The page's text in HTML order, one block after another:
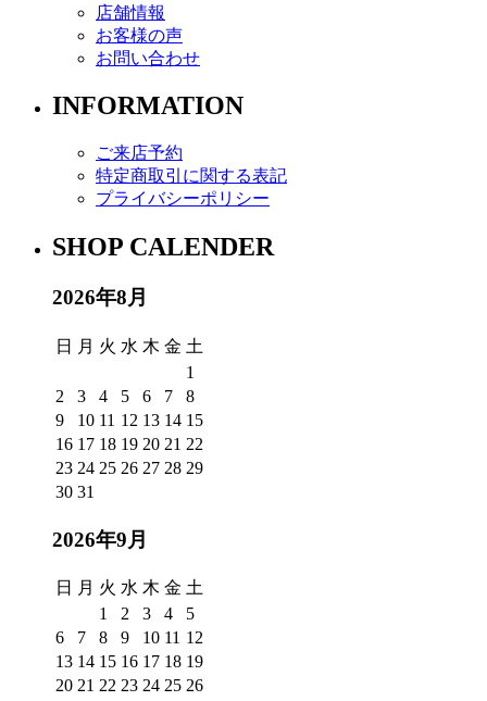
店舗情報
お客様の声
お問い合わせ
INFORMATION
ご来店予約
特定商取引に関する表記
プライバシーポリシー
SHOP CALENDER
2026年8月
日 月 火 水 木 金 土
1
2
3 4 5 6 7
8
9
10 11 12 13 14 15
16 17 18 19 20 21 22
23 24 25 26 27 28 29
30 31
2026年9月
日 月 火 水 木 金 土
1
2 3 4
5
6
7 8 9 10 11 12
13 14 15 16 17 18 19
20 21 22 23 24 25 26